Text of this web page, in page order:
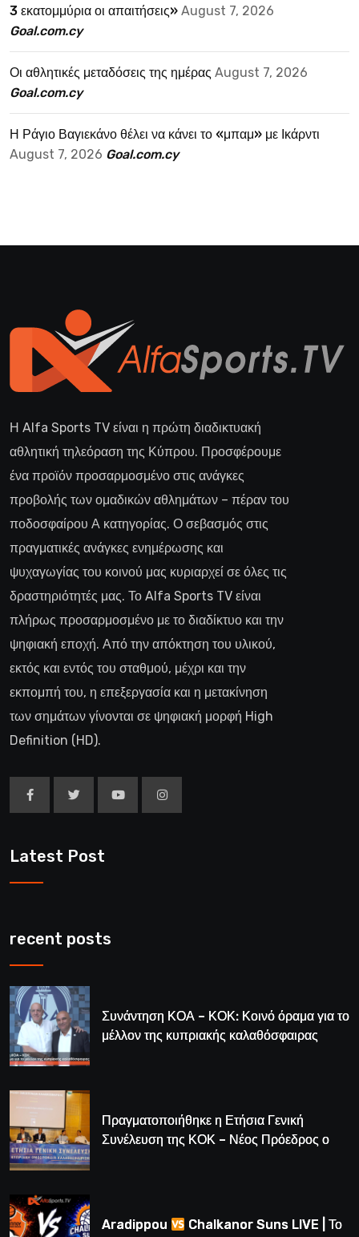
3 εκατομμύρια οι απαιτήσεις» August 7, 2026
Goal.com.cy
Οι αθλητικές μεταδόσεις της ημέρας August 7, 2026
Goal.com.cy
Η Ράγιο Βαγιεκάνο θέλει να κάνει το «μπαμ» με Ικάρντι
August 7, 2026 Goal.com.cy
Η Alfa Sports TV είναι η πρώτη διαδικτυακή
αθλητική τηλεόραση της Κύπρου. Προσφέρουμε
ένα προϊόν προσαρμοσμένο στις ανάγκες
προβολής των ομαδικών αθλημάτων – πέραν του
ποδοσφαίρου Α κατηγορίας. Ο σεβασμός στις
πραγματικές ανάγκες ενημέρωσης και
ψυχαγωγίας του κοινού μας κυριαρχεί σε όλες τις
δραστηριότητές μας. Το Alfa Sports TV είναι
πλήρως προσαρμοσμένο με το διαδίκτυο και την
ψηφιακή εποχή. Από την απόκτηση του υλικού,
εκτός και εντός του σταθμού, μέχρι και την
εκπομπή του, η επεξεργασία και η μετακίνηση
των σημάτων γίνονται σε ψηφιακή μορφή High
Definition (HD).
Latest Post
recent posts
Συνάντηση ΚΟΑ – ΚΟΚ: Κοινό όραμα για το
μέλλον της κυπριακής καλαθόσφαιρας
Πραγματοποιήθηκε η Ετήσια Γενική
Συνέλευση της ΚΟΚ – Νέος Πρόεδρος ο
Aradippou
Chalkanor Suns LIVE | Το